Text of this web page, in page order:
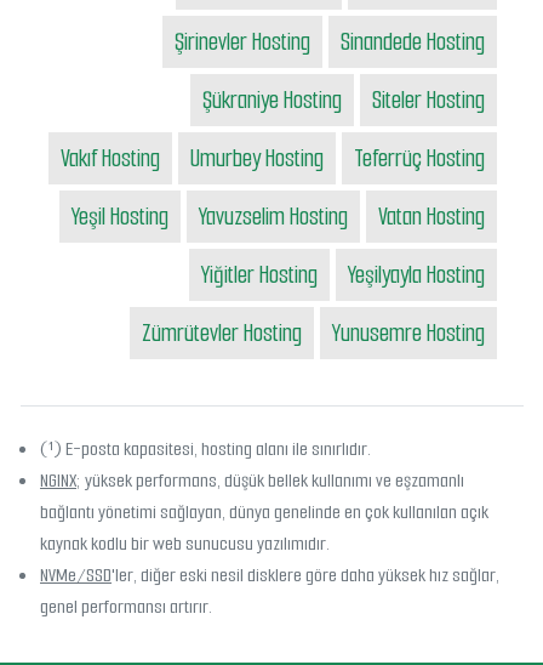
Sinandede Hosting
Şirinevler Hosting
Siteler Hosting
Şükraniye Hosting
Teferrüç Hosting
Umurbey Hosting
Vakıf Hosting
Vatan Hosting
Yavuzselim Hosting
Yeşil Hosting
Yeşilyayla Hosting
Yiğitler Hosting
Yunusemre Hosting
Zümrütevler Hosting
(¹) E-posta kapasitesi, hosting alanı ile sınırlıdır.
NGINX; yüksek performans, düşük bellek kullanımı ve eşzamanlı
bağlantı yönetimi sağlayan, dünya genelinde en çok kullanılan açık
kaynak kodlu bir web sunucusu yazılımıdır.
NVMe/SSD'ler, diğer eski nesil disklere göre daha yüksek hız sağlar,
genel performansı artırır.